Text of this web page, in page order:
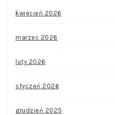
kwiecień 2026
marzec 2026
luty 2026
styczeń 2026
grudzień 2025